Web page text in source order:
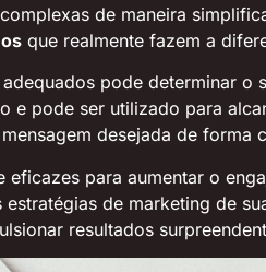
de maneira
que realmente fazem a
adequados pode determinar o
e pode ser utilizado para
desejada de forma
eficazes para aumentar o
de marketing de
resultados